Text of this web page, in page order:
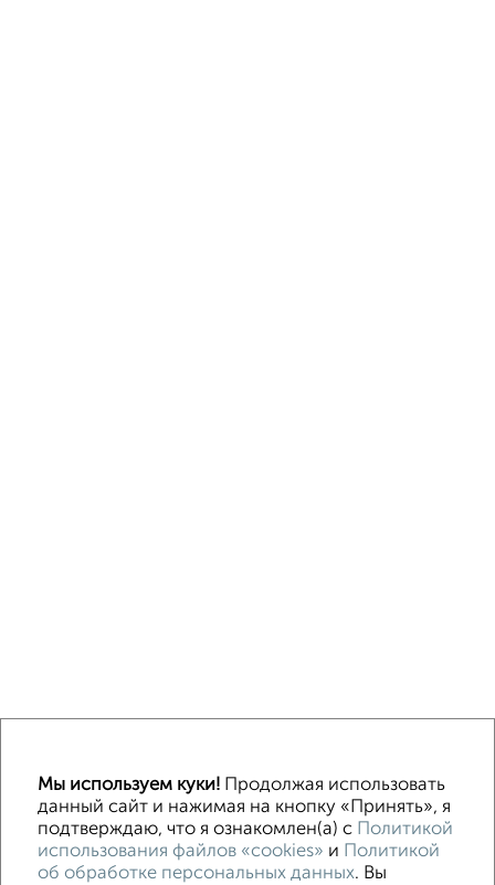
Машиноместа в паркинге Без посредников
Контакты
Политика конфиденциальности
Мы используем куки! Продолжая использовать
данный сайт и нажимая на кнопку «Принять», я
подтверждаю, что я ознакомлен(а) с Политикой
использования файлов «cookies» и Политикой
об обработке персональных данных. Вы